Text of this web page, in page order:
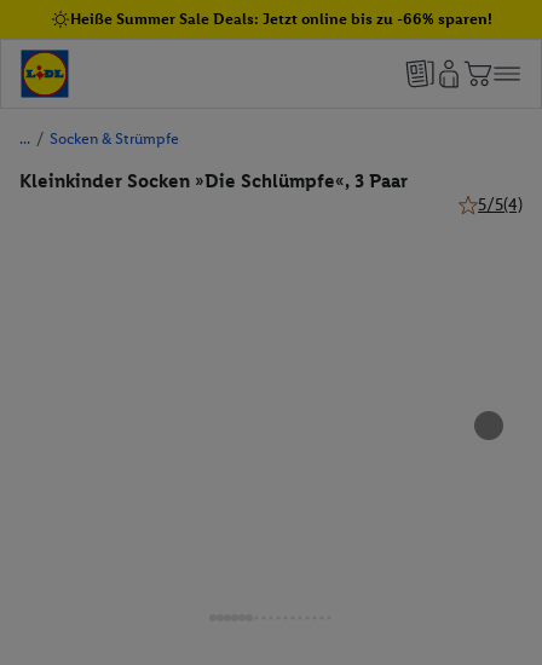
Heiße Summer Sale Deals: Jetzt online bis zu -66% sparen!
/ Socken & Strümpfe
Kleinkinder Socken »Die Schlümpfe«, 3 Paar
5/5(4)